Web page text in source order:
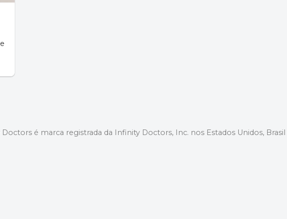
é marca registrada da Infinity Doctors, Inc. nos Estados Unidos,